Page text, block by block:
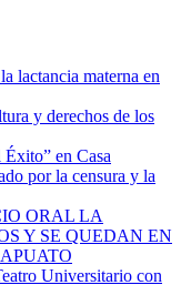
lactancia materna en
y derechos de los
en Casa
por la censura y la
ORAL LA
Y SE QUEDAN EN
Universitario con